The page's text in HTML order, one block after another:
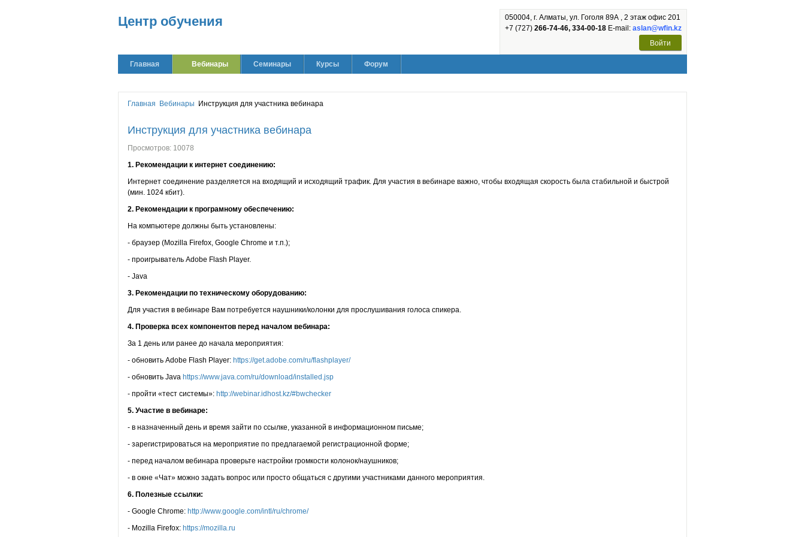
Центр обучения
050004, г. Алматы, ул. Гоголя 89А , 2 этаж офис 201
+7 (727) 266-74-46, 334-00-18 E-mail: aslan@wfin.kz
Войти
Главная Вебинары Семинары Курсы Форум
Главная Вебинары Инструкция для участника вебинара
Инструкция для участника вебинара
Просмотров: 10078
1. Рекомендации к интернет соединению:
Интернет соединение разделяется на входящий и исходящий трафик. Для участия в вебинаре важно, чтобы входящая скорость была стабильной и быстрой
(мин. 1024 кбит).
2. Рекомендации к програмному обеспечению:
На компьютере должны быть установлены:
- браузер (Mozilla Firefox, Google Chrome и т.п.);
- проигрыватель Adobe Flash Player.
- Java
3. Рекомендации по техническому оборудованию:
Для участия в вебинаре Вам потребуется наушники/колонки для прослушивания голоса спикера.
4. Проверка всех компонентов перед началом вебинара:
За 1 день или ранее до начала мероприятия:
- обновить Adobe Flash Player: https://get.adobe.com/ru/flashplayer/
- обновить Java https://www.java.com/ru/download/installed.jsp
- пройти «тест системы»: http://webinar.idhost.kz/#bwchecker
5. Участие в вебинаре:
- в назначенный день и время зайти по ссылке, указанной в информационном письме;
- зарегистрироваться на мероприятие по предлагаемой регистрационной форме;
- перед началом вебинара проверьте настройки громкости колонок/наушников;
- в окне «Чат» можно задать вопрос или просто общаться с другими участниками данного мероприятия.
6. Полезные ссылки:
- Google Chrome: http://www.google.com/intl/ru/chrome/
- Mozilla Firefox: https://mozilla.ru